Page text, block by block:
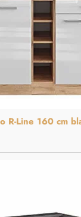
R-Line 160 cm